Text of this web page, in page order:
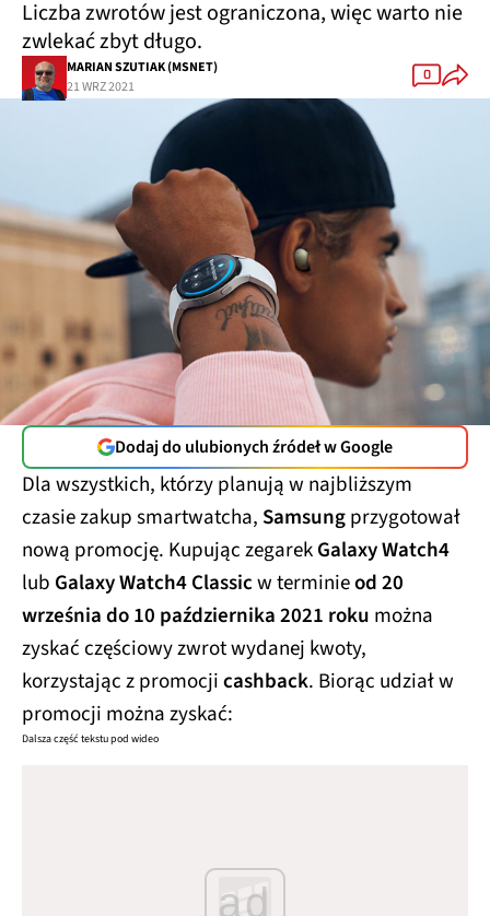
Liczba zwrotów jest ograniczona, więc warto nie
zwlekać zbyt długo.
MARIAN SZUTIAK (MSNET)
21 WRZ 2021
0
Dodaj do ulubionych źródeł w Google
Dla wszystkich, którzy planują w najbliższym
czasie zakup smartwatcha, Samsungprzygotował
nową promocję. Kupując zegarekGalaxy Watch4
lub Galaxy Watch4 Classicw terminieod 20
września do 10 października 2021 roku można
zyskać częściowy zwrot wydanej kwoty,
korzystając z promocjicashback. Biorąc udział w
promocji można zyskać:
Dalsza część tekstu pod wideo
ad